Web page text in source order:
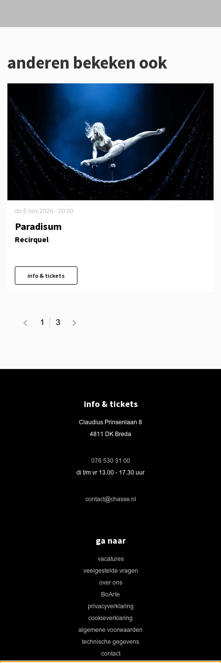
anderen bekeken ook
Paradisum
Recirquel
do 5 nov 2026 - 20.00
info & tickets
1 3
info & tickets
Claudius Prinsenlaan 8
4811 DK Breda
076 530 31 00
di t/m vr 13.00 - 17.30 uur
contact@chasse.nl
ga naar
vacatures
veelgestelde vragen
over ons
BoArte
privacyverklaring
cookieverklaring
algemene voorwaarden
technische gegevens
contact